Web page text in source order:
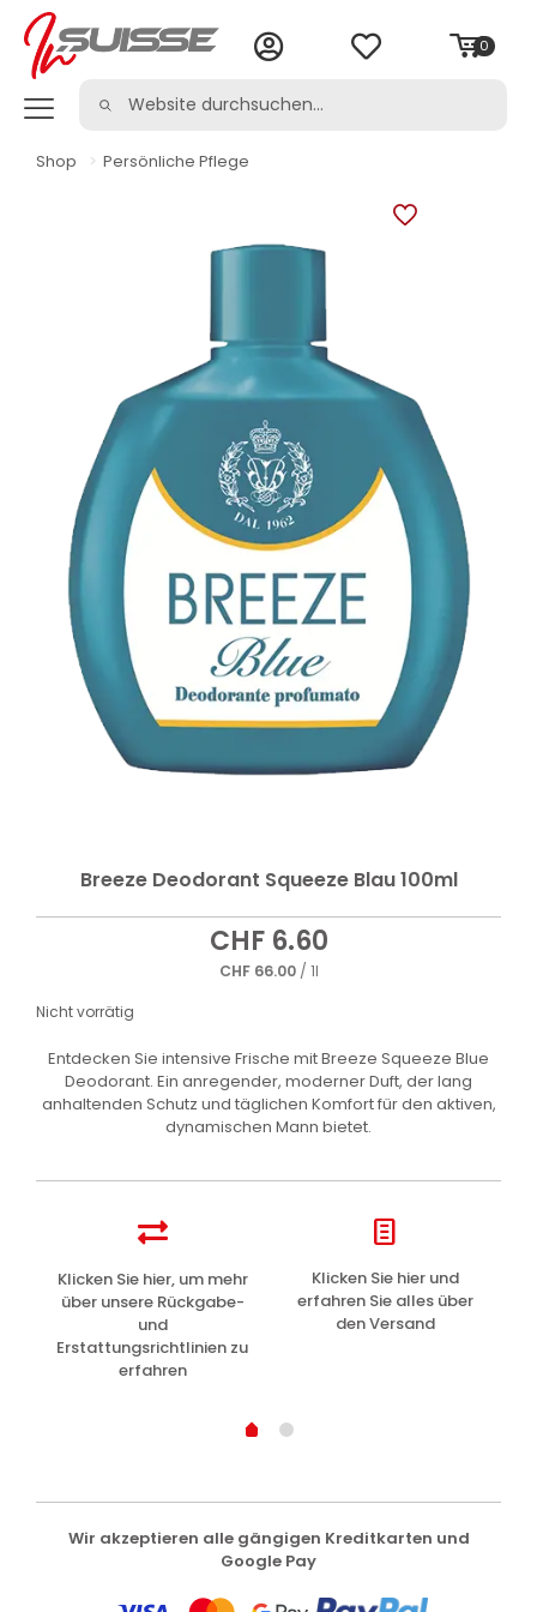
0
Shop > Persönliche Pflege
Breeze Deodorant Squeeze Blau 100ml
CHF6.60
CHF66.00/ 1l
Nicht vorrätig
Entdecken Sie intensive Frische mit Breeze Squeeze Blue
Deodorant. Ein anregender, moderner Duft, der lang
anhaltenden Schutz und täglichen Komfort für den aktiven,
dynamischen Mann bietet.
Klicken Sie hier, um mehr
über unsere Rückgabe-
und
Erstattungsrichtlinien zu
erfahren
Klicken Sie hier und
erfahren Sie alles über
den Versand
Wir akzeptieren alle gängigen Kreditkarten und
Google Pay